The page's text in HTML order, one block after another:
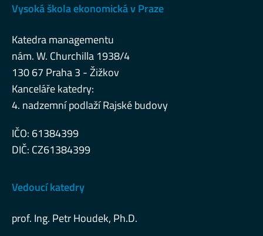
Vysoká škola ekonomická v Praze
Katedra managementu
nám. W. Churchilla 1938/4
130 67 Praha 3 - Žižkov
Kanceláře katedry:
4. nadzemní podlaží Rajské budovy
IČO: 61384399
DIČ: CZ61384399
Vedoucí katedry
prof. Ing. Petr Houdek, Ph.D.